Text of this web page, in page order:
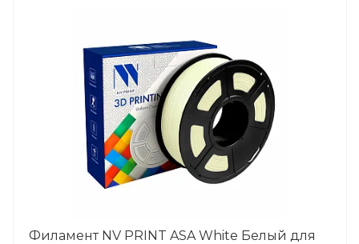
Филамент NV PRINT ASA White Белый для